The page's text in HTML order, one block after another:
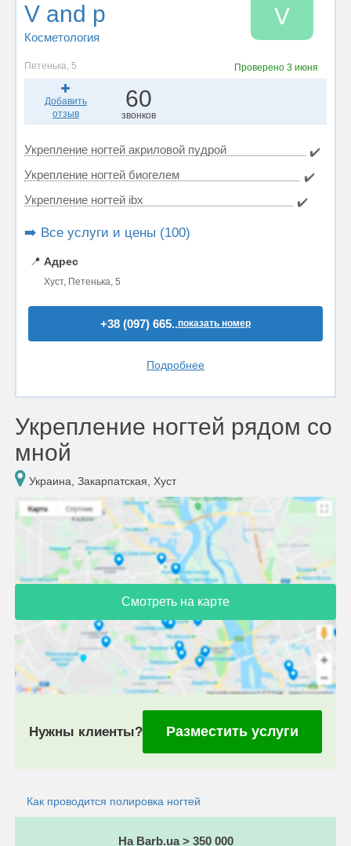
V and p
Косметология
V
Петенька, 5 Проверено3 июня
Добавить
отзыв
60
звонков
Укрепление ногтей акриловой пудрой
✔️
Укрепление ногтей биогелем
✔️
Укрепление ногтей ibx
✔️
➡️ Все услуги и цены (100)
📍 Адрес
Хуст, Петенька, 5
+38 (097) 665..показать номер
Подробнее
Укрепление ногтей рядом со
мной
Украина, Закарпатская, Хуст
Смотреть на карте
Нужны клиенты? Разместить услуги
Как проводится полировка ногтей
На Barb.ua > 350 000